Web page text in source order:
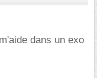
dans un exo